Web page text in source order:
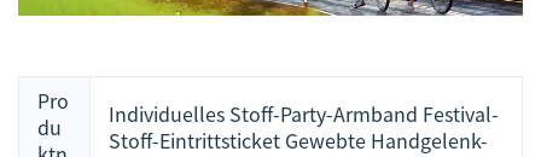
Pro
du
Individuelles Stoff-Party-Armband Festival-
Stoff-Eintrittsticket Gewebte Handgelenk-